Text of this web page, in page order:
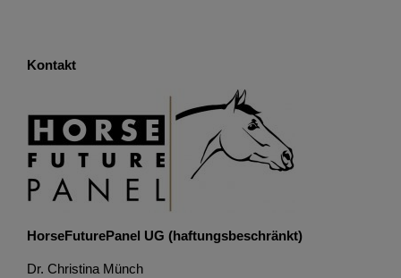
Kontakt
HorseFuturePanel UG (haftungsbeschränkt)
Dr. Christina Münch